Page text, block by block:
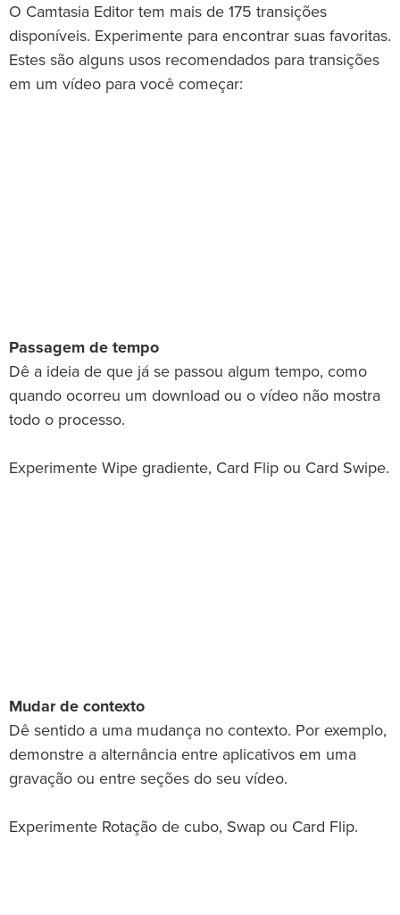
O Camtasia Editor tem mais de 175 transições
disponíveis. Experimente para encontrar suas favoritas.
Estes são alguns usos recomendados para transições
em um vídeo para você começar:
Passagem de tempo
Dê a ideia de que já se passou algum tempo, como
quando ocorreu um download ou o vídeo não mostra
todo o processo.
Experimente Wipe gradiente, Card Flip ou Card Swipe.
Mudar de contexto
Dê sentido a uma mudança no contexto. Por exemplo,
demonstre a alternância entre aplicativos em uma
gravação ou entre seções do seu vídeo.
Experimente Rotação de cubo, Swap ou Card Flip.